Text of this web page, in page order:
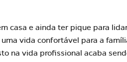
casa e ainda ter pique para
vida confortável para a
na vida profissional acaba